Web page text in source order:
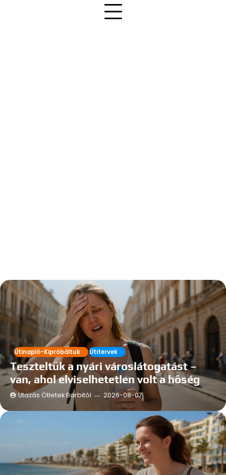
Útinapló-Kipróbáltuk Útitervek
Teszteltük a nyári városlátogatást –
van, ahol elviselhetetlen volt a hőség
Utazás Ötletek Barbitól 2026-08-07